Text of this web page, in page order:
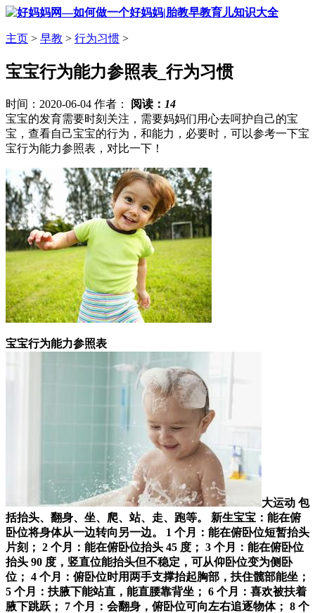
主页 > 早教 > 行为习惯 >
宝宝行为能力参照表_行为习惯
时间：2020-06-04 作者： 阅读： 14
宝宝的发育需要时刻关注，需要妈妈们用心去呵护自己的宝
宝，查看自己宝宝的行为，和能力，必要时，可以参考一下宝
宝行为能力参照表，对比一下！
宝宝行为能力参照表
大运动 包
括抬头、翻身、坐、爬、站、走、跑等。 新生宝宝：能在俯
卧位将身体从一边转向另一边。 1 个月：能在俯卧位短暂抬头
片刻； 2 个月：能在俯卧位抬头 45 度； 3 个月：能在俯卧位
抬头 90 度，竖直位能抬头但不稳定，可从仰卧位变为侧卧
位； 4 个月：俯卧位时用两手支撑抬起胸部，扶住髋部能坐；
5 个月：扶腋下能站直，能直腰靠背坐； 6 个月：喜欢被扶着
腋下跳跃； 7 个月：会翻身，俯卧位可向左右追逐物体； 8 个